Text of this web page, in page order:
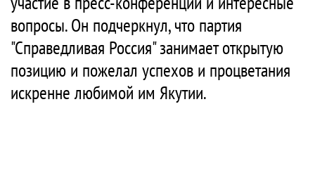
вопросы. Он подчеркнул, что партия
"Справедливая Россия" занимает открытую
позицию и пожелал успехов и процветания
искренне любимой им Якутии.